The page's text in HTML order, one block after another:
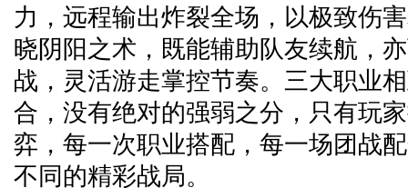
力，远程输出炸裂全场，以极致伤
晓阴阳之术，既能辅助队友续航，
战，灵活游走掌控节奏。三大职业
合，没有绝对的强弱之分，只有玩
弈，每一次职业搭配，每一场团战
不同的精彩战局。